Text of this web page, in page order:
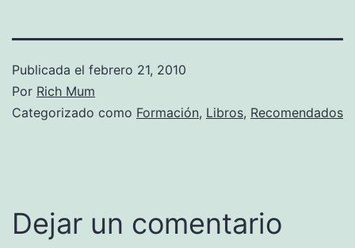
Publicada el febrero 21, 2010
Por Rich Mum
Categorizado como Formación, Libros, Recomendados
Dejar un comentario